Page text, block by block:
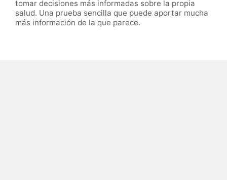
tomar decisiones más informadas sobre la propia
salud. Una prueba sencilla que puede aportar mucha
más información de la que parece.